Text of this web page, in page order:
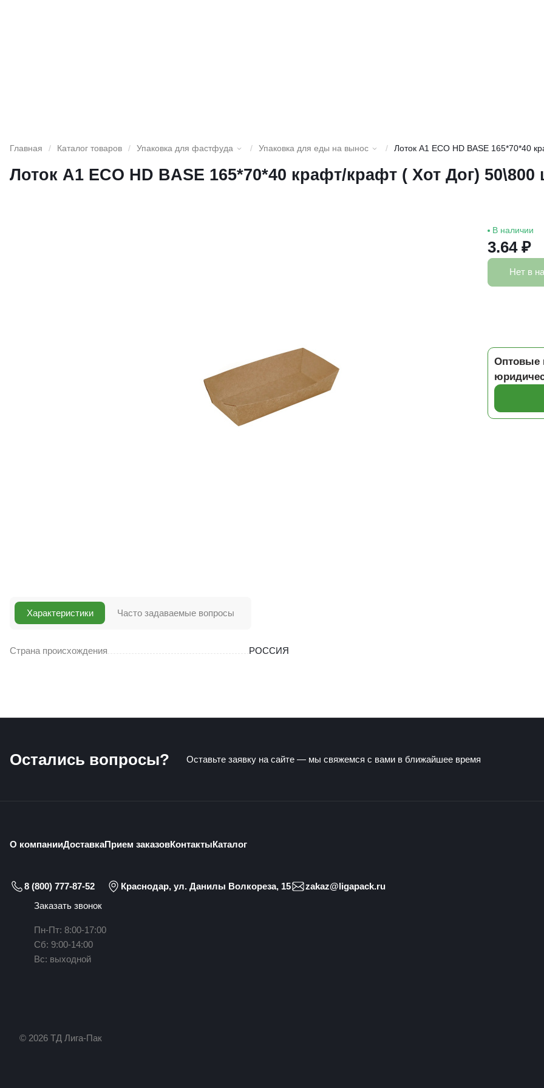
Главная / Каталог товаров / Упаковка для фастфуда / Упаковка для еды на вынос / Лоток A1 ECO HD BASE 165*70*40
Лоток A1 ECO HD BASE 165*70*40 крафт/крафт ( Хот Дог) 50\800
В наличии
3.64 ₽
Нет в
Оптовые
Характеристики
Страна происхождения РОССИЯ
Часто задаваемые вопросы
Остались вопросы? Оставьте заявку на сайте — мы свяжемся с вами в ближайшее время
О компанииДоставкаПрием заказовКонтактыКаталог
8 (800) 777-87-52
Заказать звонок
Пн-Пт: 8:00-17:00
Сб: 9:00-14:00
Вс: выходной
Краснодар, ул. Данилы Волкореза, 15 zakaz@ligapack.ru
© 2026 ТД Лига-Пак